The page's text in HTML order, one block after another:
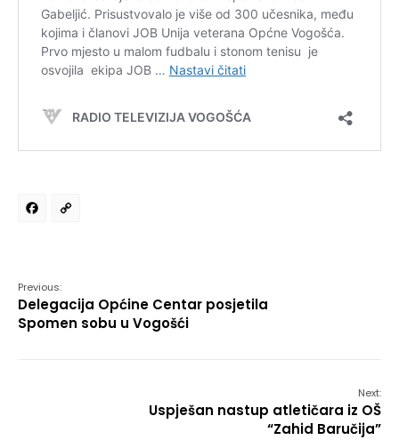
Facebook
Previous:
Delegacija Općine Centar posjetila
Spomen sobu u Vogošći
Next:
Uspješan nastup atletičara iz OŠ
“Zahid Baručija”